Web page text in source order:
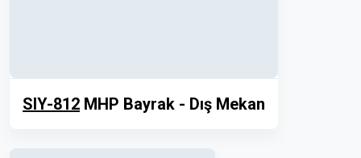
SIY-812 MHP Bayrak - Dış Mekan